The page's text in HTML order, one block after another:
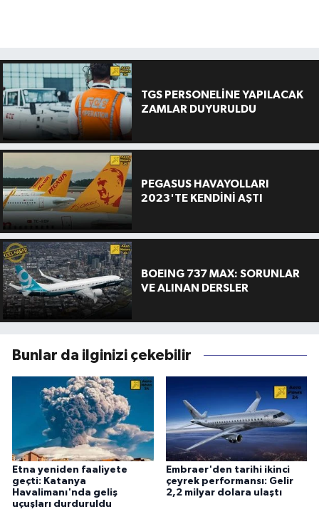
TGS PERSONELİNE YAPILACAK
ZAMLAR DUYURULDU
PEGASUS HAVAYOLLARI
2023'TE KENDİNİ AŞTI
BOEING 737 MAX: SORUNLAR
VE ALINAN DERSLER
Bunlar da ilginizi çekebilir
Etna yeniden faaliyete
geçti: Katanya
Havalimanı'nda geliş
uçuşları durduruldu
Embraer'den tarihi ikinci
çeyrek performansı: Gelir
2,2 milyar dolara ulaştı